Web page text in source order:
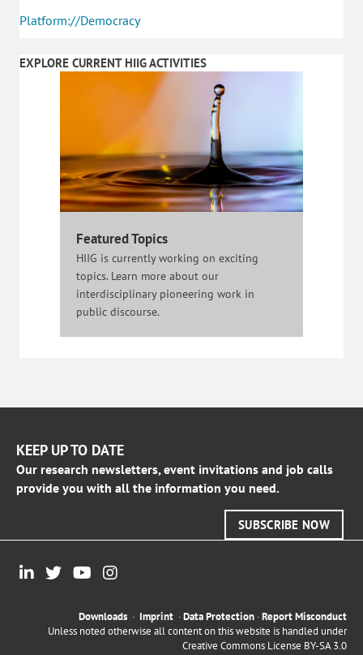
Platform://Democracy
EXPLORE CURRENT HIIG ACTIVITIES
Featured Topics
HIIG is currently working on exciting
topics. Learn more about our
interdisciplinary pioneering work in
public discourse.
KEEP UP TO DATE
Our research newsletters, event invitations and job calls
provide you with all the information you need.
SUBSCRIBE NOW
Downloads · Imprint ·Data Protection ·Report Misconduct
Unless noted otherwise all content on this website is handled under
Creative Commons License BY-SA 3.0